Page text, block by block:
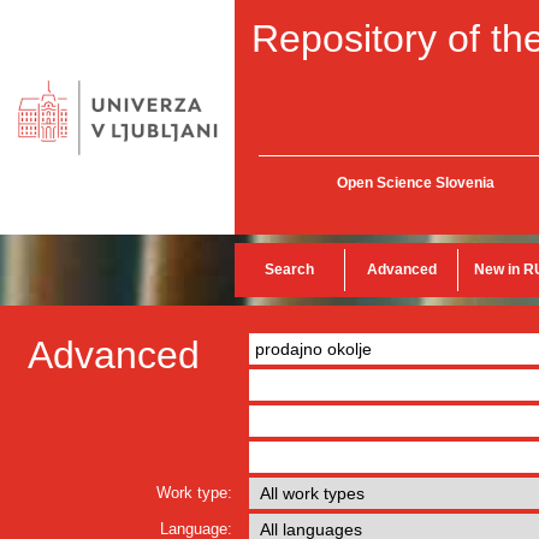
Repository of
Open Science Slovenia
Search Advanced New in
Advanced
Work type:
Language: